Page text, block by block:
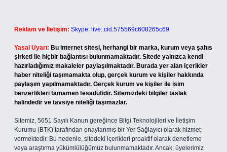
Reklam ve İletişim: Skype: live:.cid.575569c608265c69
Yasal Uyarı: Bu internet sitesi, herhangi bir marka, kurum veya şahıs
şirketi ile hiçbir bağlantısı bulunmamaktadır. Sitede yalnızca kendi
hazırladığımız makaleler paylaşılmaktadır. Burada yer alan içerikler
haber niteliği taşımamakta olup, gerçek kurum ve kişiler hakkında
paylaşım yapılmamaktadır. Gerçek kurum ve kişiler ile isim
benzerlikleri tamamen tesadüfidir. Sitemizdeki bilgiler taslak
halindedir ve tavsiye niteliği taşımazlar.
Sitemiz, 5651 Sayılı Kanun gereğince Bilgi Teknolojileri ve İletişim
Kurumu (BTK) tarafından onaylanmış bir Yer Sağlayıcı olarak hizmet
vermektedir. Bu nedenle, sitedeki içerikleri proaktif olarak denetleme
veya araştırma yükümlülüğümüz bulunmamaktadır. Ancak, üyelerimiz